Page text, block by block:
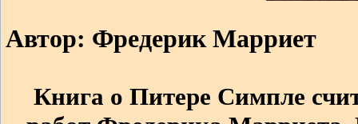
Автор: Фредерик Марриет
Книга о Питере Симпле